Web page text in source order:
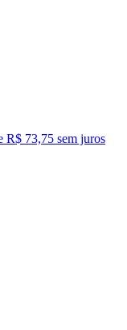
R$ 73,75 sem juros